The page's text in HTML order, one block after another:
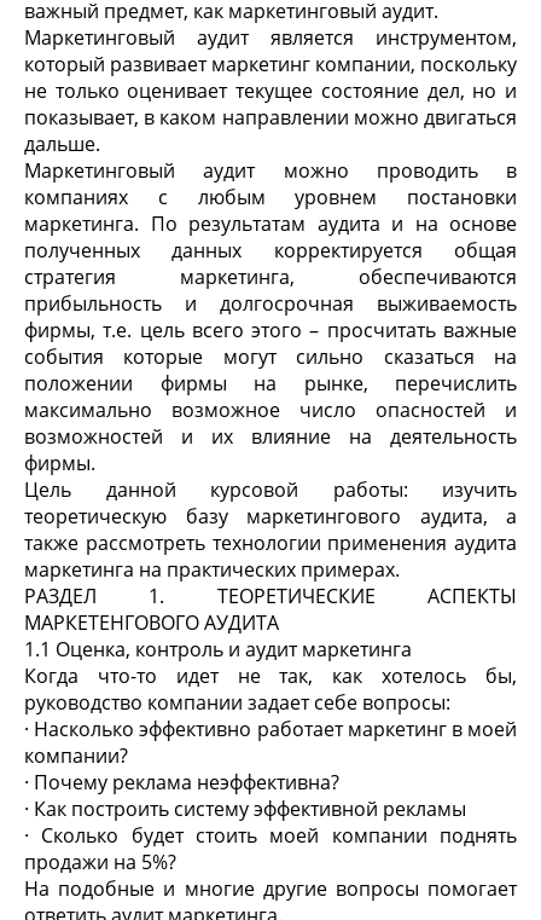
важный предмет, как маркетинговый аудит.
Маркетинговый аудит является инструментом,
который развивает маркетинг компании, поскольку
не только оценивает текущее состояние дел, но и
показывает, в каком направлении можно двигаться
дальше.
Маркетинговый аудит можно проводить в
компаниях с любым уровнем постановки
маркетинга. По результатам аудита и на основе
полученных данных корректируется общая
стратегия маркетинга, обеспечиваются
прибыльность и долгосрочная выживаемость
фирмы, т.е. цель всего этого – просчитать важные
события которые могут сильно сказаться на
положении фирмы на рынке, перечислить
максимально возможное число опасностей и
возможностей и их влияние на деятельность
фирмы.
Цель данной курсовой работы: изучить
теоретическую базу маркетингового аудита, а
также рассмотреть технологии применения аудита
маркетинга на практических примерах.
РАЗДЕЛ 1. ТЕОРЕТИЧЕСКИЕ АСПЕКТЫ
МАРКЕТЕНГОВОГО АУДИТА
1.1 Оценка, контроль и аудит маркетинга
Когда что-то идет не так, как хотелось бы,
руководство компании задает себе вопросы:
· Насколько эффективно работает маркетинг в моей
компании?
· Почему реклама неэффективна?
· Как построить систему эффективной рекламы
· Сколько будет стоить моей компании поднять
продажи на 5%?
На подобные и многие другие вопросы помогает